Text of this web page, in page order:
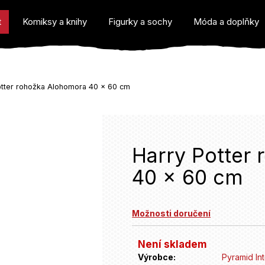
Komiksy a knihy Figurky a sochy Móda a doplňky
rohožka Alohomora 40 x 60 cm
Harry Potter
40 x 60 cm
Možnosti doručení
Není skladem
Výrobce:
Pyramid